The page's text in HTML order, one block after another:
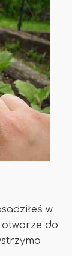
w
otworze do